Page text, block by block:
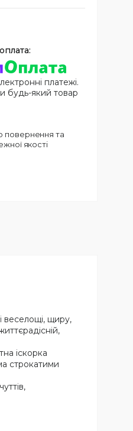
платежі.
будь-який товар
якості
веселощі, щиру,
іскорка
строкатими